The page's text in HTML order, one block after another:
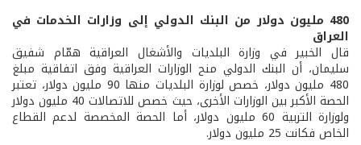
480 مليون دولار من البنك الدولي إلى وزارات الخدمات في
العراق
قال الخبير في وزارة البلديات والأشغال العراقية همّام شفيق
سليمان، أن البنك الدولي منح الوزارات العراقية وفق اتفاقية مبلغ
480 مليون دولار، خصص لوزارة البلديات منها 90 مليون دولار، تعتبر
الحصة الأكبر بين الوزارات الأخرى، حيث خصص للاتصالات 40 مليون دولار
ولوزارة التربية 60 مليون دولار، أما الحصة المخصصة لدعم القطاع
الخاص فكانت 25 مليون دولار.